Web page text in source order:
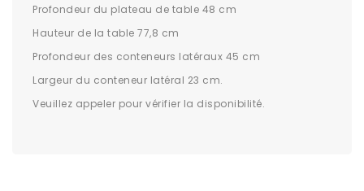
Profondeur du plateau de table 48 cm
Hauteur de la table 77,8 cm
Profondeur des conteneurs latéraux 45 cm
Largeur du conteneur latéral 23 cm.
Veuillez appeler pour vérifier la disponibilité.